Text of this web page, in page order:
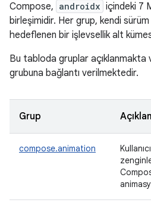
Compose, androidx içindeki 7
birleşimidir. Her grup, kendi
hedeflenen bir işlevsellik alt
Bu tabloda gruplar açıklanmakta
grubuna bağlantı verilmektedir.
Grup
compose.animation